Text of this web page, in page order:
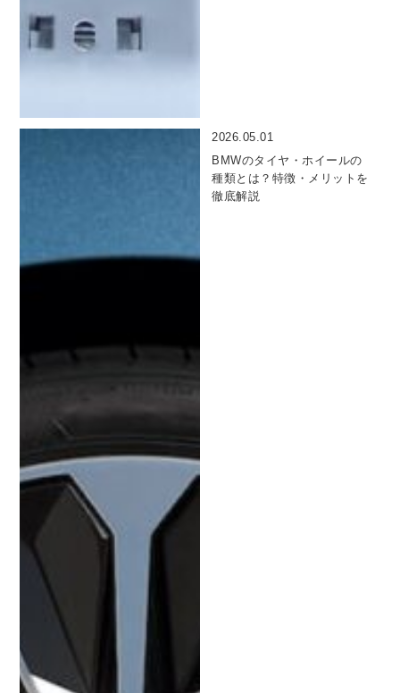
2026.05.01
BMWのタイヤ・ホイールの
種類とは？特徴・メリットを
徹底解説